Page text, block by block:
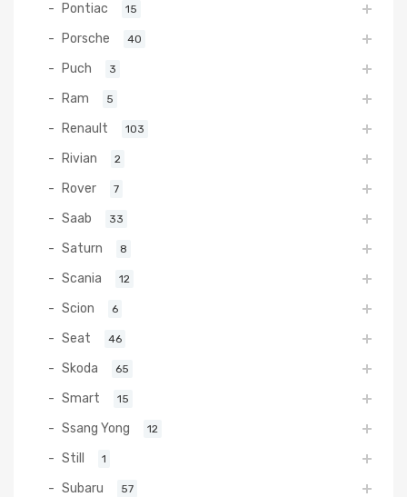
Pontiac 15
Porsche 40
Puch 3
Ram 5
Renault 103
Rivian 2
Rover 7
Saab 33
Saturn 8
Scania 12
Scion 6
Seat 46
Skoda 65
Smart 15
Ssang Yong 12
Still 1
Subaru 57